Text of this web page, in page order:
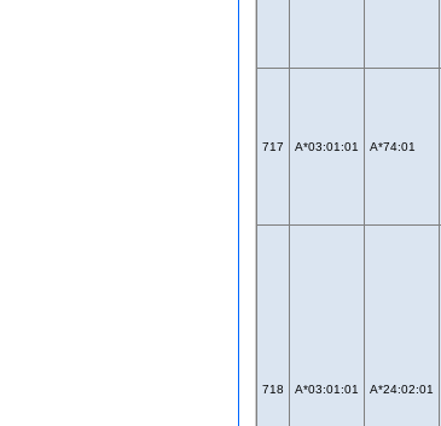
717 A*03:01:01 A*74:01
718 A*03:01:01 A*24:02:01